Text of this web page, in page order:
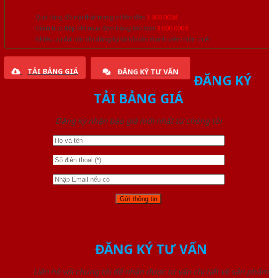
Quà tặng đồ nội thất trang trí lên đến 1.000.000đ
Giảm trực tiếp khi mua đơn hàng lớn hơn 3.000.000đ
Nhiều ưu đãi lớn khi đăng ký tài khoản thành viên thân thiết
TẢI BẢNG GIÁ ĐĂNG KÝ TƯ VẤN
ĐĂNG KÝ
TẢI BẢNG GIÁ
Đăng ký nhận báo giá mới nhất từ chúng tôi
ĐĂNG KÝ TƯ VẤN
Liên hệ với chúng tôi để nhận được tư vấn chi tiết về sản phẩm